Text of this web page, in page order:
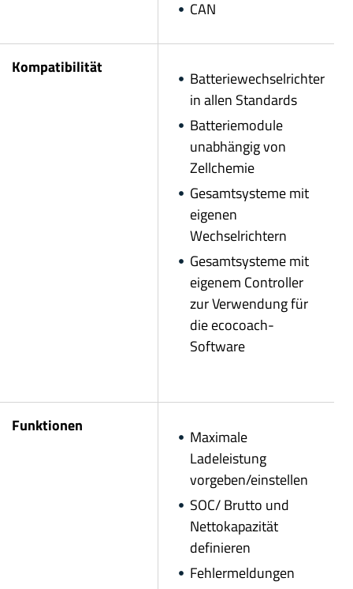
CAN
Kompatibilität
Batteriewechselrichter
in allen Standards
Batteriemodule
unabhängig von
Zellchemie
Gesamtsysteme mit
eigenen
Wechselrichtern
Gesamtsysteme mit
eigenem Controller
zur Verwendung für
die ecocoach-
Software
Funktionen
Maximale
Ladeleistung
vorgeben/einstellen
SOC/ Brutto und
Nettokapazität
definieren
Fehlermeldungen